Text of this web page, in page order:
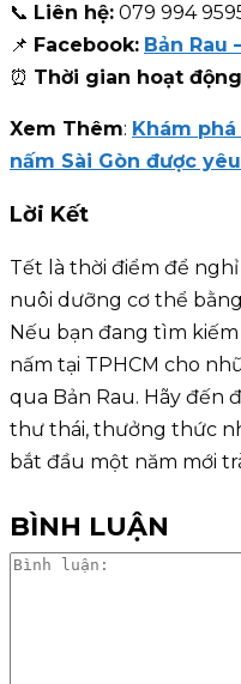
📞 Liên hệ: 079 994
📌 Facebook: Bản Rau
⏰ Thời gian hoạt
Xem Thêm: Khám
nấm Sài Gòn được
Lời Kết
Tết là thời điểm để
nuôi dưỡng cơ thể
Nếu bạn đang tìm
nấm tại TPHCM cho
qua Bản Rau. Hãy đến
thư thái, thưởng thức
bắt đầu một năm mới
BÌNH LUẬN